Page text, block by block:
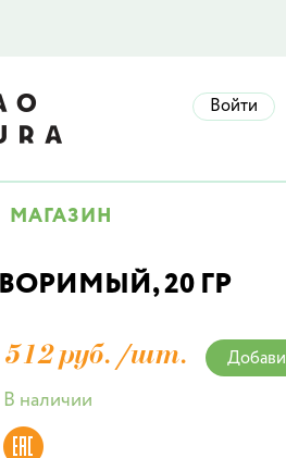
Войти
МАГАЗИН
20 ГР
512 руб./шт.
В наличии